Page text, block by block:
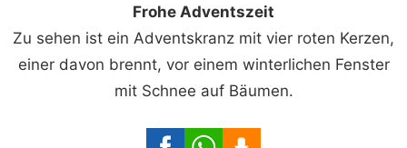
Frohe Adventszeit
Zu sehen ist ein Adventskranz mit vier roten Kerzen,
einer davon brennt, vor einem winterlichen Fenster
mit Schnee auf Bäumen.